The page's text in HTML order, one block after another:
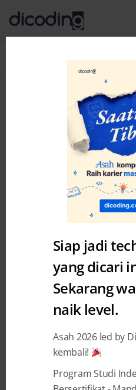
Posts by:
3 YEARS AGO BY LIMYA
Matematika
Bagaimana
Pernahkah kamu
Siap jadi
yang dicari
Sekarang
naik level.
Asah 2026 led by
kembali!
Program Studi